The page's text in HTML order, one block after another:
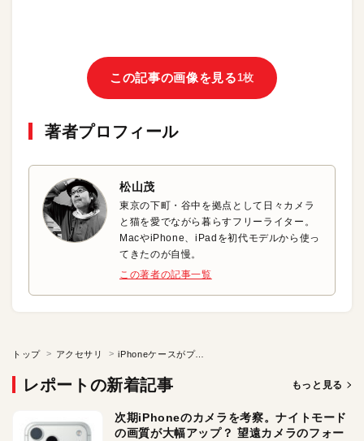
この記事の画像を見る 1枚
著者プロフィール
松山茂
東京の下町・谷中を拠点として日々カメラ
と猫を愛でながら暮らすフリーライター。
MacやiPhone、iPadを初代モデルから使っ
てきたのが自慢。
この著者の記事一覧
トップ アクセサリ iPhoneケースがプロジェクタに大変身！
レポートの新着記事 もっと見る
次期iPhoneのカメラを考察。ナイトモード
の画質が大幅アップ？ 望遠カメラのフォー